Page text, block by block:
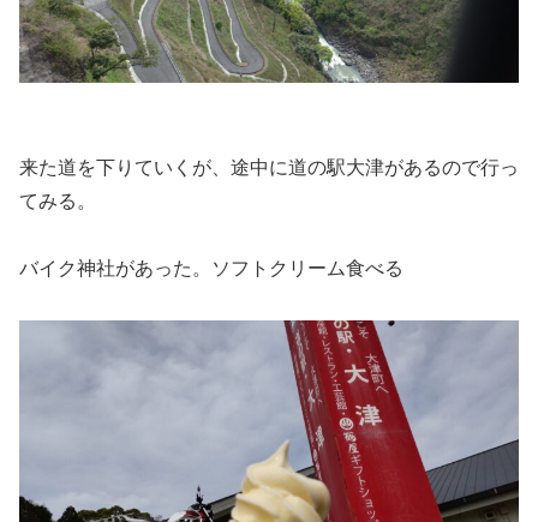
来た道を下りていくが、途中に道の駅大津があるので行っ
てみる。
バイク神社があった。ソフトクリーム食べる